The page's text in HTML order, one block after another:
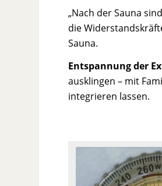
„Nach der Sauna
die
Sauna.
Entspannung der
ausklingen – mit
integrieren lassen.